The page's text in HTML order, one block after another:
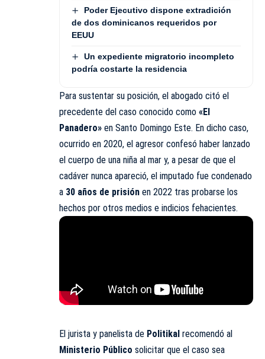
Poder Ejecutivo dispone extradición
de dos dominicanos requeridos por
EEUU
Un expediente migratorio incompleto
podría costarte la residencia
Para sustentar su posición, el abogado citó el
precedente del caso conocido como «El
Panadero» en Santo Domingo Este. En dicho caso,
ocurrido en 2020, el agresor confesó haber lanzado
el cuerpo de una niña al mar y, a pesar de que el
cadáver nunca apareció, el imputado fue condenado
a 30 años de prisión en 2022 tras probarse los
hechos por otros medios e indicios fehacientes.
El jurista y panelista de Politikal recomendó al
Ministerio Público solicitar que el caso sea